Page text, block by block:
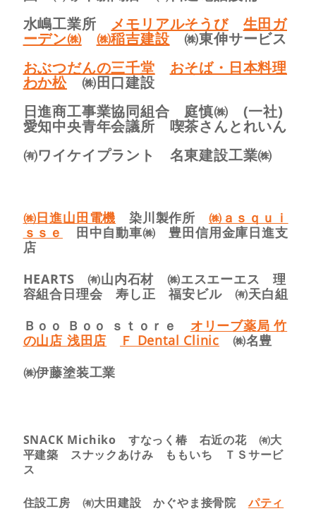
水嶋工業所 メモリアルそうび 生田ガ
ーデン㈱ ㈱稲吉建設 ㈱東伸サービス
おぶつだんの三千堂
おそば・日本料理
わか松㈱田口建設
日進商工事業協同組合 庭慎㈱ (一社)
愛知中央青年会議所 喫茶さんとれいん
㈲ワイケイプラント 名東建設工業㈱
㈱日進山田電機 染川製作所 ㈱ａｓｑｕｉ
ｓｓｅ
田中自動車㈱ 豊田信用金庫日進支
店
HEARTS ㈲山内石材 ㈱エスエーエス 理
容組合日理会 寿し正 福安ビル ㈲天白組
Ｂｏｏ Ｂｏｏ ｓｔｏｒｅ オリーブ薬局 竹
の山店 浅田店
Ｆ Dental Clinic ㈱名豊
㈱伊藤塗装工業
SNACK Michiko すなっく椿 右近の花 ㈲大
平建築 スナックあけみ ももいち ＴＳサービ
ス
住設工房 ㈲大田建設 かぐやま接骨院パティ